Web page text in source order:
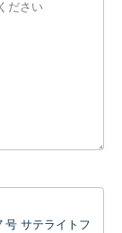
サテライトフ